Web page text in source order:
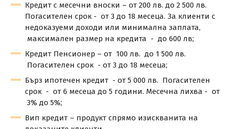
Кредит с месечни вноски – от 200 лв. до 2 500 лв.
Погасителен срок - от 3 до 18 месеца. За клиенти с
недоказуеми доходи или минимална заплата,
максимален размер на кредита - до 600 лв;
Кредит Пенсионер – от 100 лв. до 1 500 лв.
Погасителен срок - от 3 до 18 месеца;
Бърз ипотечен кредит - от 5 000 лв. Погасителен
срок - от 6 месеца до 5 години. Месечна лихва - от
3% до 5%;
Вип кредит – продукт спрямо изискванита на